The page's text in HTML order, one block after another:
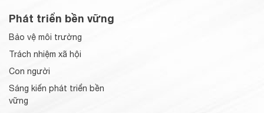
Phát triển bền vững
Bảo vệ môi trường
Trách nhiệm xã hội
Con người
Sáng kiến phát triển bền
vững